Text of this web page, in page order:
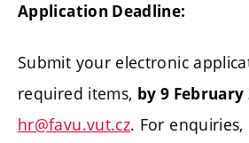
Application Deadline:
Submit your electronic
required items, by 9 February
hr@favu.vut.cz. For